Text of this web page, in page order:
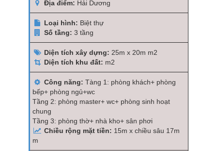
Địa điểm: Hải Dương
Loại hình: Biệt thự
Số tầng: 3 tầng
Diện tích xây dựng: 25m x 20m m2
Diện tích khu đất: m2
Công năng: Tàng 1: phòng khách+ phòng
bếp+ phòng ngủ+wc
Tầng 2: phòng master+ wc+ phòng sinh hoạt
chung
Tầng 3: phòng thờ+ nhà kho+ sân phơi
Chiều rộng mặt tiền: 15m x chiều sâu 17m
m